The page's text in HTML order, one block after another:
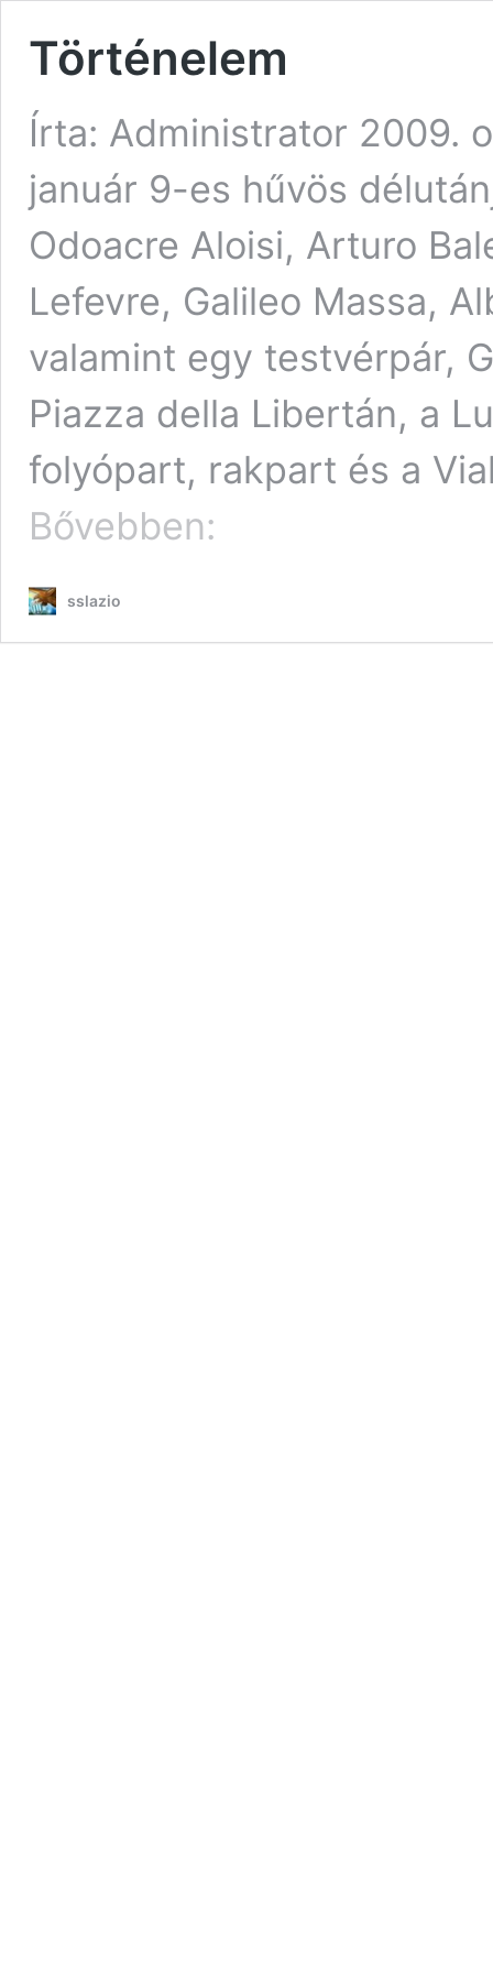
Történelem
Írta: Administrator 2009.
január 9-es hűvös
Odoacre Aloisi, Arturo
Lefevre, Galileo Massa,
valamint egy testvérpár,
Piazza della Libertán, a
folyópart, rakpart és a
Bővebben:
sslazio